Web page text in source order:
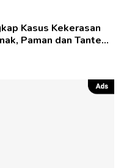
Kasus Kekerasan
Paman dan Tante